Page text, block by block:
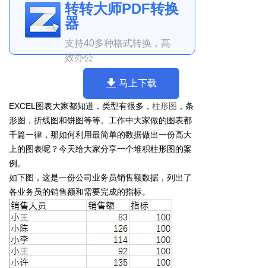
转转大师PDF转换
器
支持40多种格式转换，高
效办公
马上下载
EXCEL图表大家都知道，类型有很多， 柱形图 ，条
形图，折线图和饼图等等。工作中大家做的图表都
千篇一律，那如何利用最简单的数据做出一份高大
上的图表呢？今天给大家分享一个堆积柱形图的案
例。
如下图，这是一份公司业务员销售额数据，列出了
各业务员的销售额和需要完成的指标。